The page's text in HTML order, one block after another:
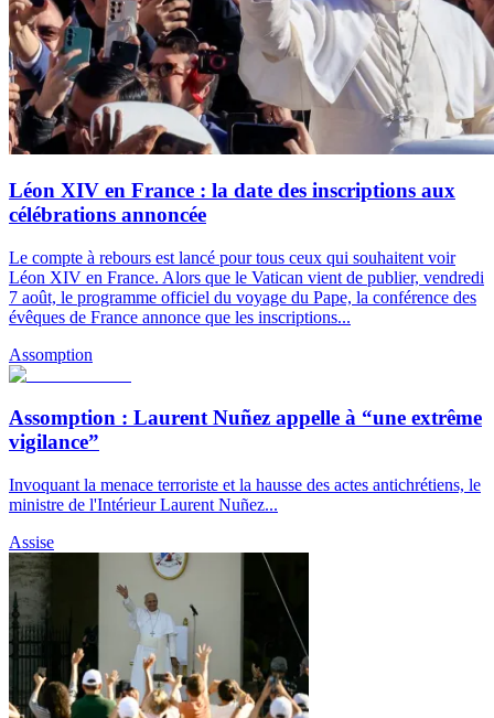
Léon XIV en France : la date des inscriptions aux
célébrations annoncée
Le compte à rebours est lancé pour tous ceux qui souhaitent voir
Léon XIV en France. Alors que le Vatican vient de publier, vendredi
7 août, le programme officiel du voyage du Pape, la conférence des
évêques de France annonce que les inscriptions...
Assomption
Assomption : Laurent Nuñez appelle à “une extrême
vigilance”
Invoquant la menace terroriste et la hausse des actes antichrétiens, le
ministre de l'Intérieur Laurent Nuñez...
Assise